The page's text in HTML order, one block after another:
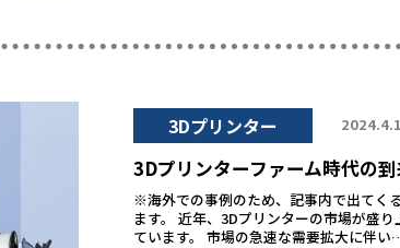
3Dプリンター
3Dプリンターファーム時代の
※海外での事例のため、記事内で出てく
ます。 近年、3Dプリンターの市場が盛
ています。 市場の急速な需要拡大に伴